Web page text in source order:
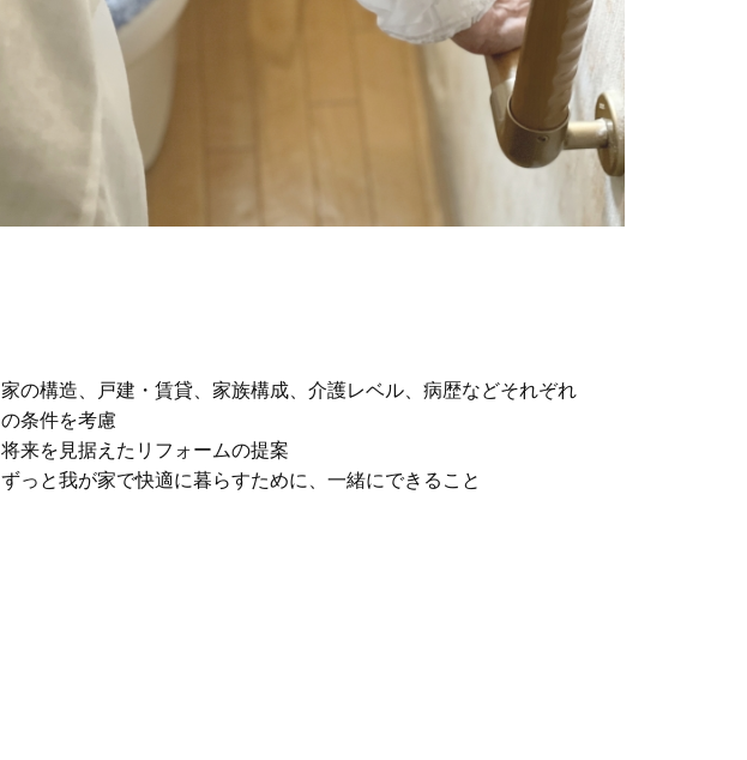
家の構造、戸建・賃貸、家族構成、介護レベル、病歴などそれぞれ
の条件を考慮
将来を見据えたリフォームの提案
ずっと我が家で快適に暮らすために、一緒にできること